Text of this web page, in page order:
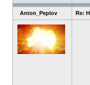
Anton_Peplov Re: